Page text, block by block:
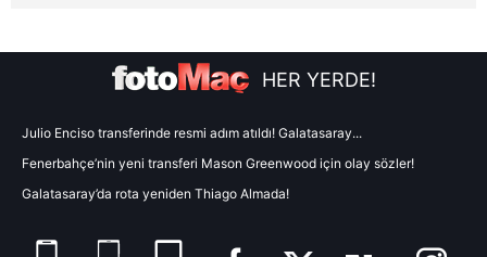
HER YERDE!
Julio Enciso transferinde resmi adım atıldı! Galatasaray...
Fenerbahçe’nin yeni transferi Mason Greenwood için olay sözler!
Galatasaray’da rota yeniden Thiago Almada!